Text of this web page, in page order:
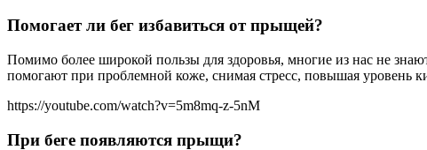
Помогает ли бег избавиться от прыщей?
Помимо более широкой пользы для здоровья, многие из нас не
помогают при проблемной коже, снимая стресс, повышая уровень
https://youtube.com/watch?v=5m8mq-z-5nM
При беге появляются прыщи?